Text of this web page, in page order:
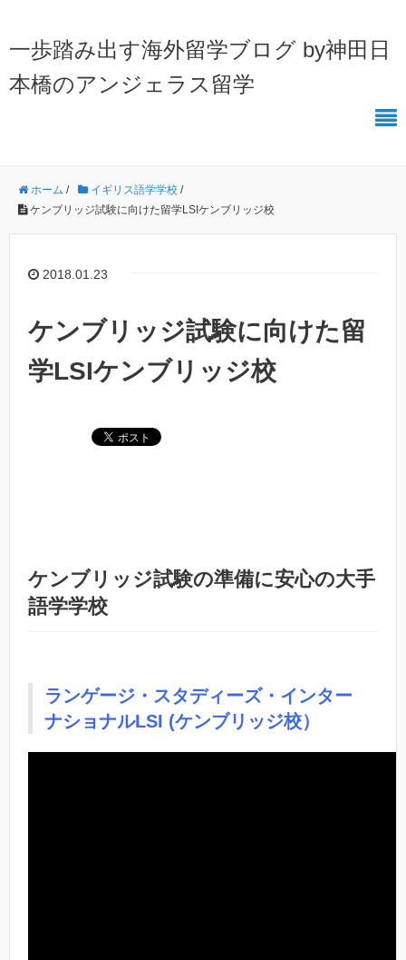
一歩踏み出す海外留学ブログ by神田日
本橋のアンジェラス留学
ホーム / イギリス語学学校 /
ケンブリッジ試験に向けた留学LSIケンブリッジ校
2018.01.23
ケンブリッジ試験に向けた留
学LSIケンブリッジ校
ケンブリッジ試験の準備に安心の大手
語学学校
ランゲージ・スタディーズ・インター
ナショナルLSI (ケンブリッジ校）